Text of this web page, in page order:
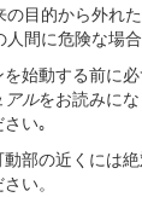
の目的から外れ
間に危険な場合
を始動する前に
アルをお読みに
い｡
部の近くには
い。
に本来の性能を
オペレーターズ
理解ください。
法を守らなかっ
全な運転操作や
詳しい情報はこ